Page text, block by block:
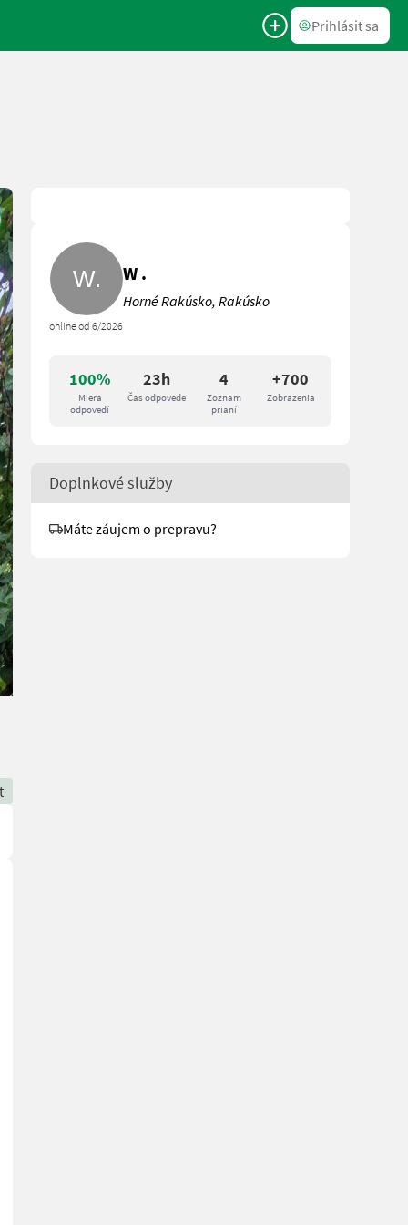
Prihlásiť sa
100%
Miera
odpovedí
23h
Čas odpovede
4
Zoznam
prianí
+700
Zobrazenia
online od 6/2026
W .
Horné Rakúsko, Rakúsko
Doplnkové služby
Máte záujem o prepravu?